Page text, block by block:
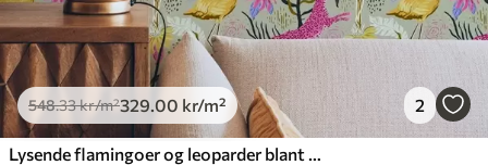
548.33kr/m²329.00 kr/m² 2
Lysende flamingoer og leoparder blant tropiske planter